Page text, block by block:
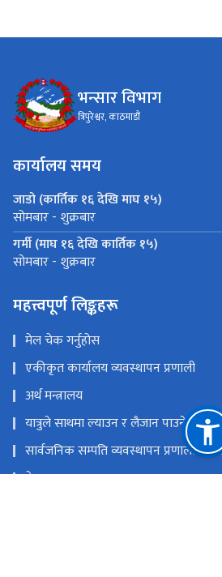
भन्सार विभाग
त्रिपुरेश्वर, काठमाडौं
कार्यालय समय
जाडो (कार्तिक १६ देखि माघ १५)
सोमबार - शुक्रबार
गर्मी (माघ १६ देखि कार्तिक १५)
सोमबार - शुक्रबार
महत्त्वपूर्ण लिङ्कहरू
मेल चेक गर्नुहोस
एकीकृत कार्यालय व्यवस्थापन प्रणाली
अर्थ मन्त्रालय
यात्रुले साथमा ल्याउन र लैजान पाउने
सार्वजनिक सम्पति व्यवस्थापन प्रणाली
नेपाल राजपत्र